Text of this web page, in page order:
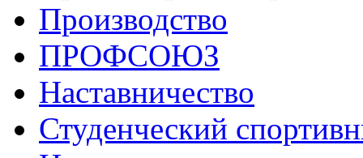
Производство
ПРОФСОЮЗ
Наставничество
Студенческий